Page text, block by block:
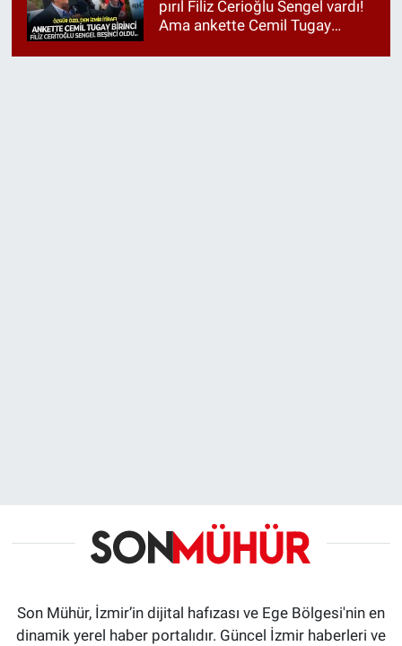
pırıl Filiz Cerioğlu Sengel vardı!
Ama ankette Cemil Tugay
Son Mühür, İzmir’in dijital hafızası ve Ege Bölgesi'nin en
dinamik yerel haber portalıdır. Güncel İzmir haberleri ve